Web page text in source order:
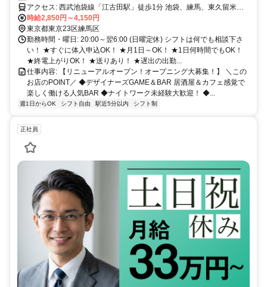
アクセス: 西武池袋線「江古田駅」徒歩1分 池袋、練馬、東久留米、
秋津、所沢、大泉学園、石神井公園、飯能、小手指、桜台、ひばりが
丘からも1本で通いやすいです。
時給2,850円～4,150円
東京都東京23区練馬区
勤務時間・曜日: 20:00～翌6:00 (日曜定休) シフトは何でも相談下さ
い！ ★すぐに体入申込OK！ ★月1日～OK！ ★1日何時間でもOK！
★終電上がりOK！ ★送りあり！ ★遅出の出勤...
仕事内容: 【リニューアルオープン！オープニング大募集！】 ＼この
お店のPOINT／ ◆デザイナーズGAME＆BAR 居酒屋＆カフェ感覚で
楽しく働ける人気BAR ◆ナイトワーク未経験大歓迎！ ◆...
週1日からOK シフト自由 駅近5分以内 シフト制
正社員